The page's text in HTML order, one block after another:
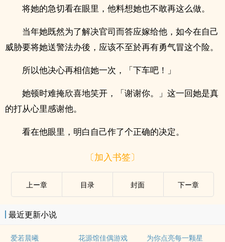
将她的急切看在眼里，他料想她也不敢再这么做。
当年她既然为了解决官司而答应嫁给他，如今在自己
威胁要将她送警法办後，应该不至於再有勇气冒这个险。
所以他决心再相信她一次，「下车吧！」
她顿时难掩欣喜地笑开，「谢谢你。」这一回她是真
的打从心里感谢他。
看在他眼里，明白自己作了个正确的决定。
〔加入书签〕
上ー章 目录 封面 下ー章
最近更新小说
爱若晨曦 花源馆佳偶游戏 为你点亮每一颗星